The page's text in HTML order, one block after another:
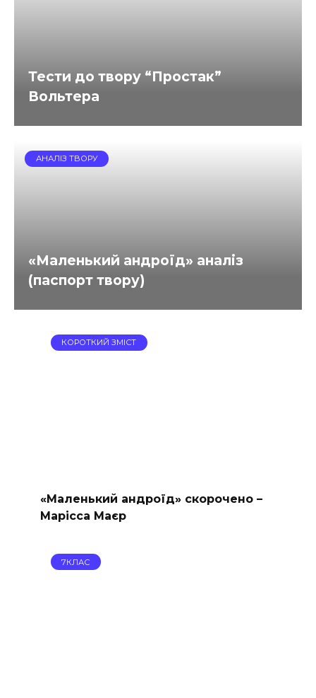
Тести до твору “Простак”
Вольтера
АНАЛІЗ ТВОРУ
«Маленький андроїд» аналіз
(паспорт твору)
КОРОТКИЙ ЗМІСТ
«Маленький андроїд» скорочено –
Марісса Маєр
7КЛАС